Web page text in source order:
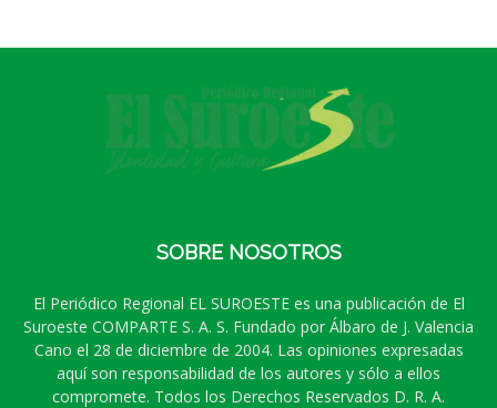
SOBRE NOSOTROS
El Periódico Regional EL SUROESTE es una publicación de El
Suroeste COMPARTE S. A. S. Fundado por Álbaro de J. Valencia
Cano el 28 de diciembre de 2004. Las opiniones expresadas
aquí son responsabilidad de los autores y sólo a ellos
compromete. Todos los Derechos Reservados D. R. A.